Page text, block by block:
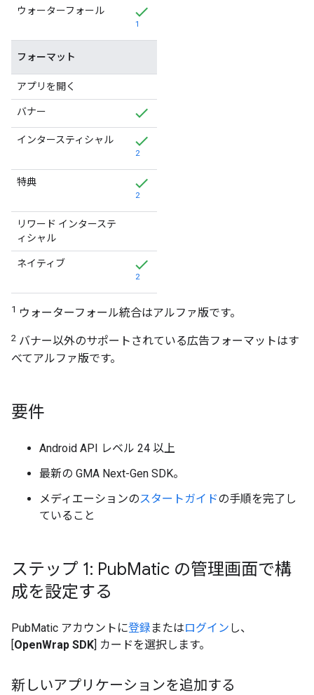
ウォーターフォール
1
フォーマット
アプリを開く
バナー
インタースティシャル
2
特典
2
リワード インターステ
ィシャル
ネイティブ
2
1 ウォーターフォール統合はアルファ版です。
2 バナー以外のサポートされている広告フォーマットはす
べてアルファ版です。
要件
Android API レベル 24 以上
最新の GMA Next-Gen SDK。
メディエーションのスタートガイドの手順を完了し
ていること
ステップ 1: PubMatic の管理画面で構
成を設定する
PubMatic アカウントに登録 またはログイン し、
[OpenWrap SDK] カードを選択します。
新しいアプリケーションを追加する